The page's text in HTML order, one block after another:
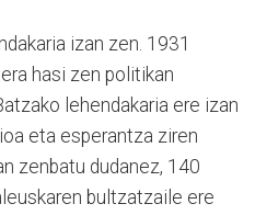
izan zen. 1931
hasi zen politikan
lehendakaria ere izan
eta esperantza ziren
zenbatu dudanez, 140
bultzatzaile ere